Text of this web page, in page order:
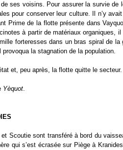
ses voisins. Pour assurer la survie de
pour conserver leur culture. Il n’y
Prime de la flotte présente dans
à partir de matériaux organiques,
forteresses dans un bras spiral de la
la stagnation de la population.
et, peu après, la flotte quitte le secteur.
Yèquot.
Scoutie sont transféré à bord du
qui s’est écrasée sur Piège à